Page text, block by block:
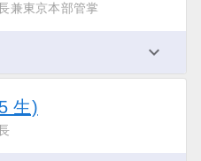
兼東京本部管掌
生)